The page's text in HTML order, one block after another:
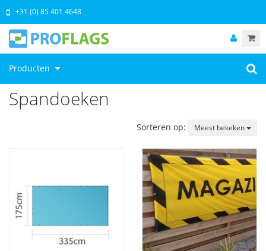
Producten
+31 (0) 85 401 4648
Spandoeken
Sorteren op: Meest bekeken